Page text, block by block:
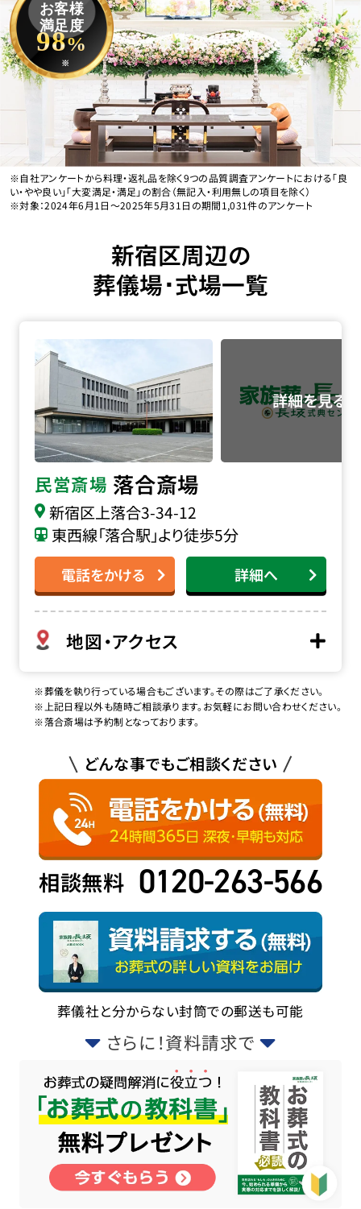
お客様
満足度
98%
※
※自社アンケートから料理・返礼品を除く9つの品質調査アンケートにおける「良
い・やや良い」「大変満足・満足」の割合（無記入・利用無しの項目を除く）
※対象：2024年6月1日〜2025年5月31日の期間1,031件のアンケート
新宿区周辺の
葬儀場･式場一覧
民営斎場 落合斎場
新宿区上落合3-34-12
東西線「落合駅」より徒歩5分
電話をかける 詳細へ
地図・アクセス
※葬儀を執り行っている場合もございます。その際はご了承ください。
※上記日程以外も随時ご相談承ります。お気軽にお問い合わせください。
※落合斎場は予約制となっております。
どんな事でもご相談ください
相談無料 0120-263-566
葬儀社と分からない封筒での郵送も可能
さらに！資料請求で